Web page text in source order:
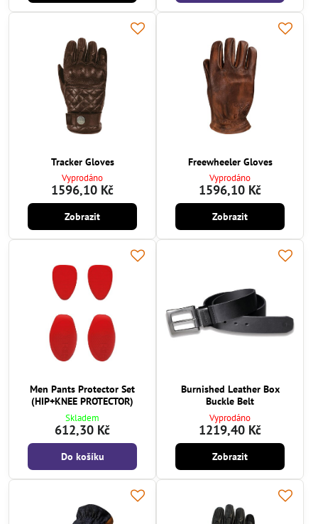
Tracker Gloves
Vyprodáno
1596,10 Kč
Zobrazit
Freewheeler Gloves
Vyprodáno
1596,10 Kč
Zobrazit
Men Pants Protector Set
(HIP+KNEE PROTECTOR)
Skladem
612,30 Kč
Do košíku
Burnished Leather Box
Buckle Belt
Vyprodáno
1219,40 Kč
Zobrazit